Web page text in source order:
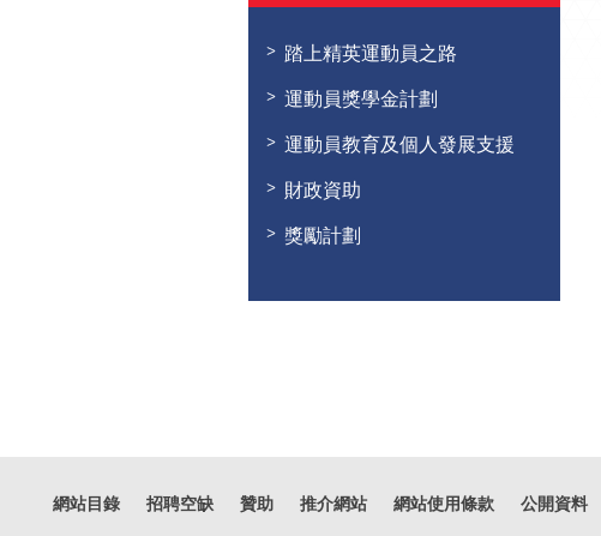
踏上精英運動員之路
運動員獎學金計劃
運動員教育及個人發展支援
財政資助
獎勵計劃
網站目錄 招聘空缺 贊助 推介網站 網站使用條款 公開資料